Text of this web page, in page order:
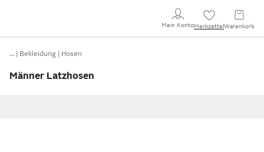
Mein KontoMerkzettel Warenkorb
… Bekleidung Hosen
Männer Latzhosen